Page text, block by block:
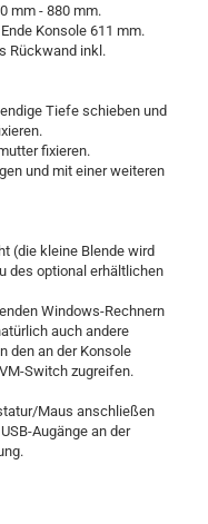
mm - 880 mm.
Konsole 611 mm.
Rückwand inkl.
Tiefe schieben und
fixieren.
und mit einer weiteren
(die kleine Blende wird
des optional erhältlichen
Windows-Rechnern
auch andere
den an der Konsole
Switch zugreifen.
Maus anschließen
Augänge an der